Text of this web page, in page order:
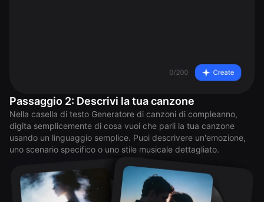
Passaggio 2: Descrivi la tua canzone
Nella casella di testo Generatore di canzoni di compleanno,
digita semplicemente di cosa vuoi che parli la tua canzone
usando un linguaggio semplice. Puoi descrivere un'emozione,
uno scenario specifico o uno stile musicale dettagliato.